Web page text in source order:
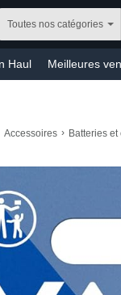
Toutes nos catégories
Haul Meilleures
Santé
et Économisez
Accessoires › Batteries